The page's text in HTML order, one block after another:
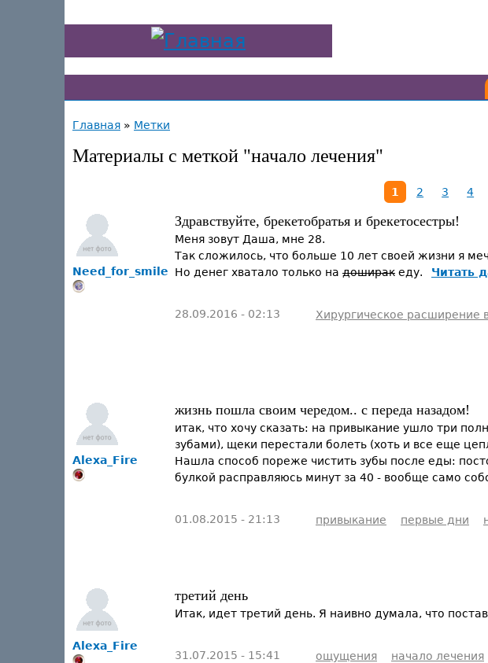
Главная » Метки
Материалы с меткой "начало лечения"
1 2 3 4
Need_for_smile
Здравствуйте, брекетобратья и брекетосестры!
Меня зовут Даша, мне 28.
Так сложилось, что больше 10 лет своей жизни я
Но денег хватало только на доширак еду. Читать
28.09.2016 - 02:13 Хирургическое расширение
Alexa_Fire
жизнь пошла своим чередом.. с переда назадом!
итак, что хочу сказать: на привыкание ушло три
зубами), щеки перестали болеть (хоть и все еще
Нашла способ пореже чистить зубы после еды:
булкой расправляюсь минут за 40 - вообще само
01.08.2015 - 21:13 привыкание первые дни
Alexa_Fire
третий день
Итак, идет третий день. Я наивно думала, что
31.07.2015 - 15:41 ощущения начало лечения